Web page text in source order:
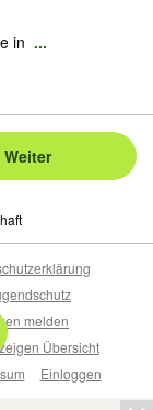
in ...
Weiter
melden
Übersicht
Einloggen